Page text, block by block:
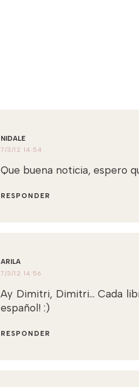
NIDALE
7/3/12 14:54
Que buena noticia, espero
RESPONDER
ARILA
7/3/12 14:56
Ay Dimitri, Dimitri... Cada
español! :)
RESPONDER